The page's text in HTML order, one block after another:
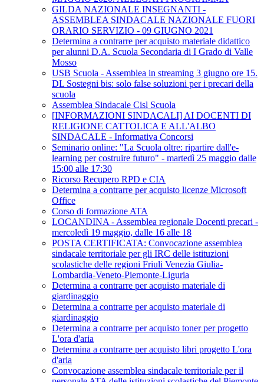
GILDA NAZIONALE INSEGNANTI -
ASSEMBLEA SINDACALE NAZIONALE FUORI
ORARIO SERVIZIO - 09 GIUGNO 2021
Determina a contrarre per acquisto materiale didattico
per alunni D.A. Scuola Secondaria di I Grado di Valle
Mosso
USB Scuola - Assemblea in streaming 3 giugno ore 15.
DL Sostegni bis: solo false soluzioni per i precari della
scuola
Assemblea Sindacale Cisl Scuola
[INFORMAZIONI SINDACALI] AI DOCENTI DI
RELIGIONE CATTOLICA E ALL'ALBO
SINDACALE - Informativa Concorsi
Seminario online: "La Scuola oltre: ripartire dall'e-
learning per costruire futuro" - martedì 25 maggio dalle
15:00 alle 17:30
Ricorso Recupero RPD e CIA
Determina a contrarre per acquisto licenze Microsoft
Office
Corso di formazione ATA
LOCANDINA - Assemblea regionale Docenti precari -
mercoledì 19 maggio, dalle 16 alle 18
POSTA CERTIFICATA: Convocazione assemblea
sindacale territoriale per gli IRC delle istituzioni
scolastiche delle regioni Friuli Venezia Giulia-
Lombardia-Veneto-Piemonte-Liguria
Determina a contrarre per acquisto materiale di
giardinaggio
Determina a contrarre per acquisto materiale di
giardinaggio
Determina a contrarre per acquisto toner per progetto
L'ora d'aria
Determina a contrarre per acquisto libri progetto L'ora
d'aria
Convocazione assemblea sindacale territoriale per il